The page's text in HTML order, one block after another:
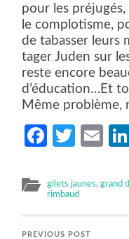
pour les préjugés,
le complotisme,
de tabasser leurs
tager Juden sur
reste encore
d’éducation…Et
Même problème,
gilets jaunes,grand
rimbaud
PREVIOUS POST